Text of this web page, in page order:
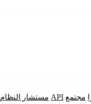
مجتمع API مستشار النظام